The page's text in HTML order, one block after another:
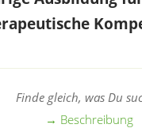
Finde gleich, was Du
→ Beschreibung